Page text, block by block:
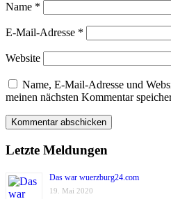
Name *
E-Mail-Adresse *
Website
Name, E-Mail-Adresse und
meinen nächsten Kommentar
Letzte Meldungen
Das war wuerzburg24.com
19. Mai 2020